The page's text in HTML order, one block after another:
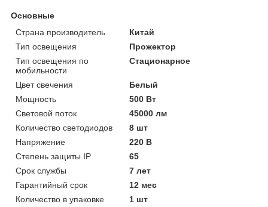
Основные
Страна производитель
Китай
Тип освещения
Прожектор
Тип освещения по
мобильности
Стационарное
Цвет свечения
Белый
Мощность
500 Вт
Световой поток
45000 лм
Количество светодиодов
8 шт
Напряжение
220 В
Степень защиты IP
65
Срок службы
7 лет
Гарантийный срок
12 мес
Количество в упаковке
1 шт